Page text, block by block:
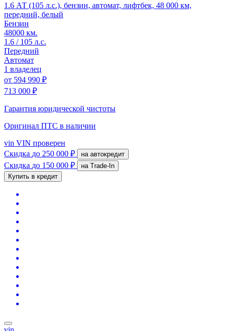
1.6 АТ (105 л.с.), бензин, автомат, лифтбек, 48 000 км,
передний, белый
Бензин
48000 км.
1.6 / 105 л.с.
Передний
Автомат
1 владелец
от 594 990 ₽
713 000 ₽
Гарантия юридической чистоты
Оригинал ПТС в наличии
vin VIN проверен
Скидка до 250 000 ₽ на автокредит
Скидка до 150 000 ₽
на Trade-In
Купить в кредит